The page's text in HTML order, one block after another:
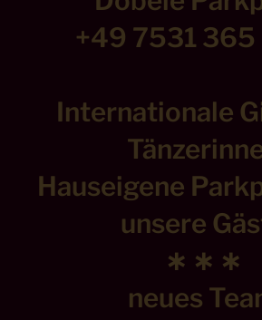
+49 7531 365
Internationale
Hauseigene
unsere
∗ ∗ ∗
neues